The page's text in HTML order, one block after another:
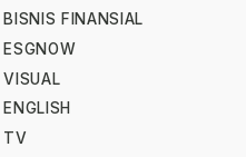
BISNIS FINANSIAL
ESGNOW
VISUAL
ENGLISH
TV